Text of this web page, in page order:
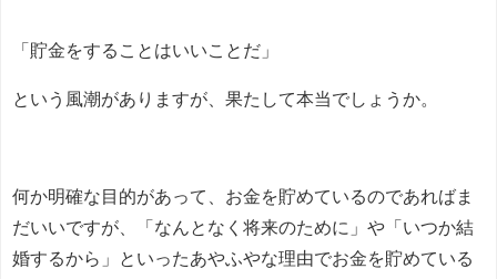
「貯金をすることはいいことだ」
という風潮がありますが、果たして本当でしょうか。
何か明確な目的があって、お金を貯めているのであればま
だいいですが、「なんとなく将来のために」や「いつか結
婚するから」といったあやふやな理由でお金を貯めている